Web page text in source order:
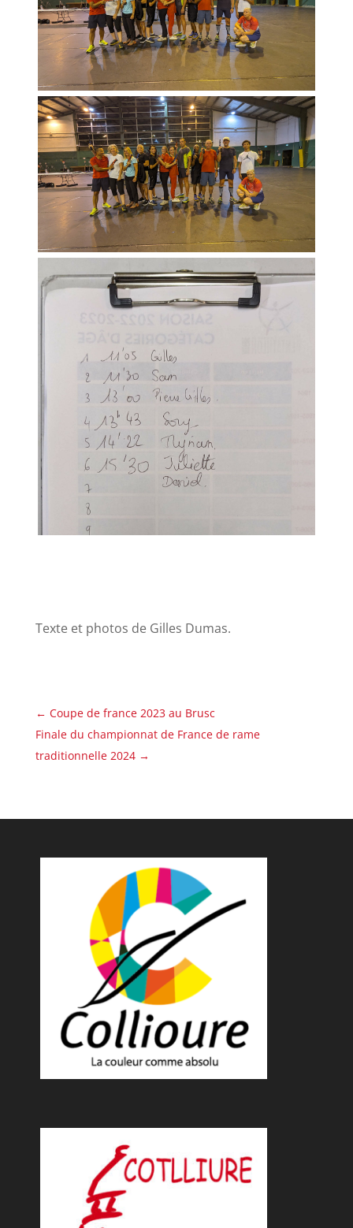
Texte et photos de Gilles Dumas.
← Coupe de france 2023 au Brusc
Finale du championnat de France de rame
traditionnelle 2024→